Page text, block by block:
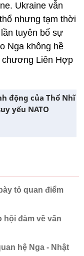
Ukraine vẫn
nhưng tạm thời
tuyên bố sự
Nga không hề
chương Liên Hợp
động của Thổ Nhĩ
yếu NATO
tỏ quan điểm
hội đàm về vấn
hệ Nga - Nhật